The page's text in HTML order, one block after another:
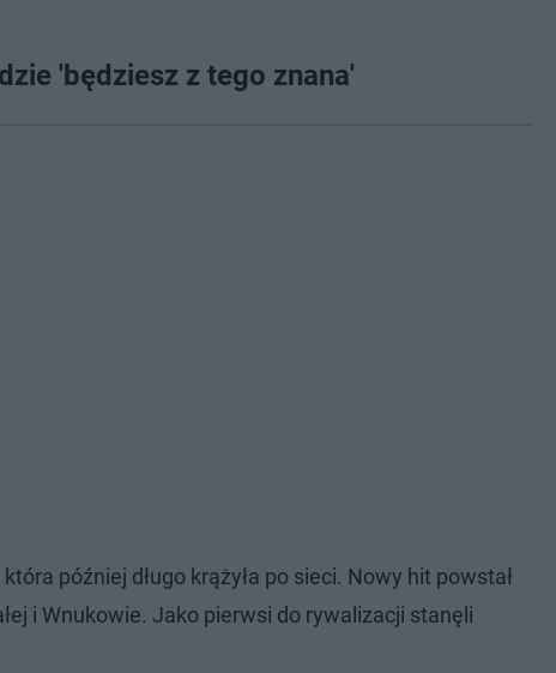
'będziesz z tego znana'
później długo krążyła po sieci. Nowy hit powstał
i Wnukowie. Jako pierwsi do rywalizacji stanęli